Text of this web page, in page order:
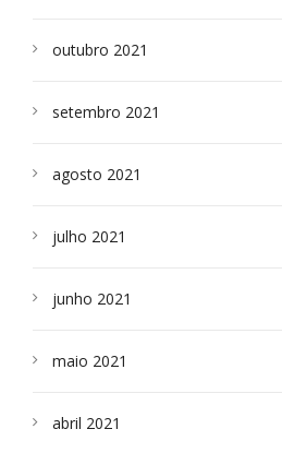
outubro 2021
setembro 2021
agosto 2021
julho 2021
junho 2021
maio 2021
abril 2021